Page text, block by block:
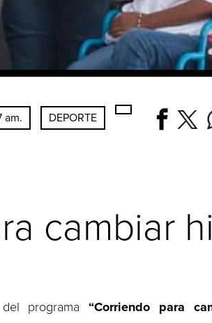
am. DEPORTE
cambiar
programa“Corriendo para